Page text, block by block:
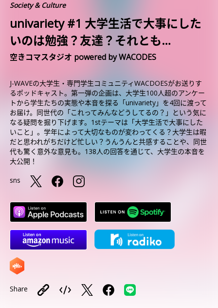
Society & Culture
univariety #1 大学生活で大事にした
いのは勉強？友達？それとも…
空きコマスタジオ powered by WACODES
J-WAVEの大学生・専門学生コミュニティWACDOESがお送りす
るポッドキャスト。第一弾の企画は、大学生100人超のアンケー
トから学生たちの実態や本音を探る「univariety」を4回に渡って
お届け。同世代の「これってみんなどうしてるの？」という気に
なる疑問を掘り下げます。1stテーマは「大学生活で大事にした
いこと」。学年によって大切なものが変わってくる？大学生は暇
だと思われがちだけど忙しい？うんうんと共感することや、同世
代も驚く意外な意見も。138人の回答を通じて、大学生の本音を
大公開！
sns
Share